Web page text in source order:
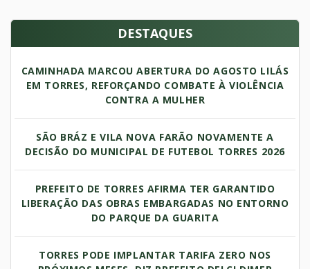
DESTAQUES
CAMINHADA MARCOU ABERTURA DO AGOSTO LILÁS
EM TORRES, REFORÇANDO COMBATE À VIOLÊNCIA
CONTRA A MULHER
SÃO BRÁZ E VILA NOVA FARÃO NOVAMENTE A
DECISÃO DO MUNICIPAL DE FUTEBOL TORRES 2026
PREFEITO DE TORRES AFIRMA TER GARANTIDO
LIBERAÇÃO DAS OBRAS EMBARGADAS NO ENTORNO
DO PARQUE DA GUARITA
TORRES PODE IMPLANTAR TARIFA ZERO NOS